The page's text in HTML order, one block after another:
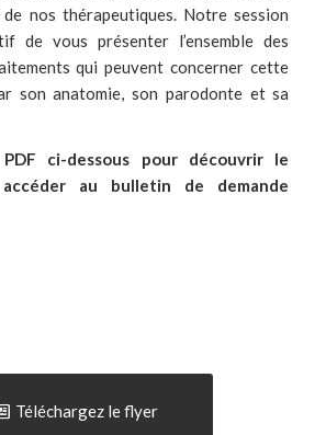
nos thérapeutiques. Notre session
de vous présenter l’ensemble des
qui peuvent concerner cette
son anatomie, son parodonte et sa
ci-dessous pour découvrir le
au bulletin de demande
Téléchargez le flyer